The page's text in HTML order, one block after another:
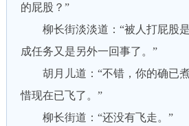
的屁股？”
柳长街淡淡道：“被人打屁股是
成任务又是另外一回事了。”
胡月儿道：“不错，你的确已煮
惜现在已飞了。”
柳长街道：“还没有飞走。”